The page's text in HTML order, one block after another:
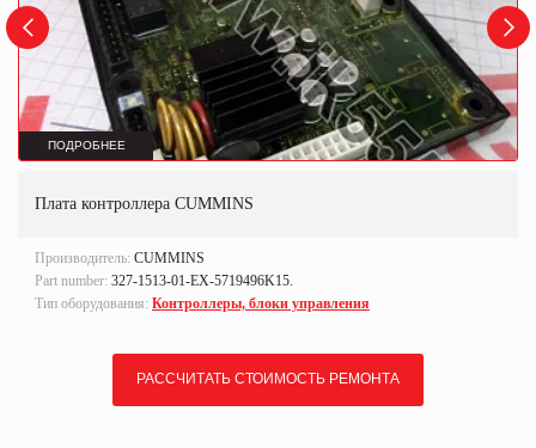
ПОДРОБНЕЕ
Плата контроллера CUMMINS
Производитель: CUMMINS
Part number: 327-1513-01-EX-5719496K15.
Тип оборудования: Контроллеры, блоки управления
РАССЧИТАТЬ СТОИМОСТЬ РЕМОНТА